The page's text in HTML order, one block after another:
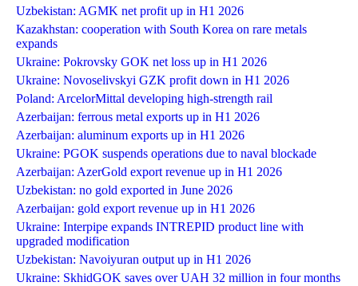
Uzbekistan: AGMK net profit up in H1 2026
Kazakhstan: cooperation with South Korea on rare metals
expands
Ukraine: Pokrovsky GOK net loss up in H1 2026
Ukraine: Novoselivskyi GZK profit down in H1 2026
Poland: ArcelorMittal developing high-strength rail
Azerbaijan: ferrous metal exports up in H1 2026
Azerbaijan: aluminum exports up in H1 2026
Ukraine: PGOK suspends operations due to naval blockade
Azerbaijan: AzerGold export revenue up in H1 2026
Uzbekistan: no gold exported in June 2026
Azerbaijan: gold export revenue up in H1 2026
Ukraine: Interpipe expands INTREPID product line with
upgraded modification
Uzbekistan: Navoiyuran output up in H1 2026
Ukraine: SkhidGOK saves over UAH 32 million in four months